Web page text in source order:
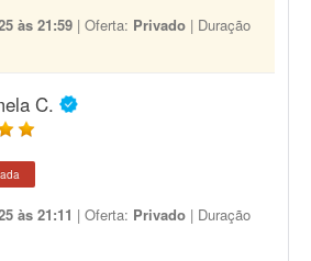
às 21:59 | Oferta: Privado | Duração
C.
às 21:11 | Oferta: Privado | Duração